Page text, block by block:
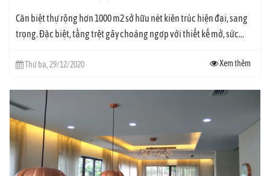
Căn biệt thự rộng hơn 1000 m2 sở hữu nét kiên trúc hiện đại, sang
trọng. Đặc biệt, tầng trệt gây choáng ngợp với thiết kế mở, sức...
Thứ ba, 29/12/2020 Xem thêm